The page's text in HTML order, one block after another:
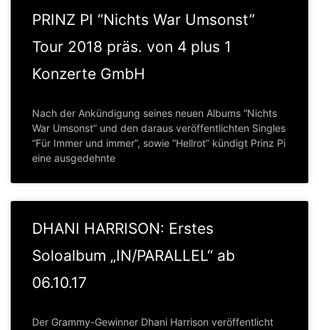
PRINZ PI “Nichts War Umsonst”
Tour 2018 präs. von 4 plus 1
Konzerte GmbH
Nach der Ankündigung seines neuen Albums “Nichts
War Umsonst” und den daraus veröffentlichten Singles
“Für Immer und immer”, sowie “Hellrot” kündigt Prinz Pi
eine ausgedehnte
DHANI HARRISON: Erstes
Soloalbum „IN/PARALLEL“ ab
06.10.17
Der Grammy-Gewinner Dhani Harrison veröffentlicht